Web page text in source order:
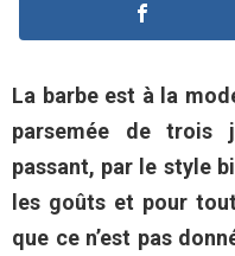
La barbe est à la
parsemée de trois
passant, par le style
les goûts et pour
que ce n’est pas